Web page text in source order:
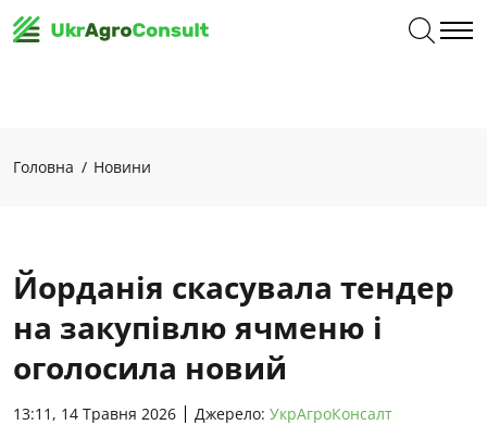
Головна Новини
Йорданія скасувала тендер
на закупівлю ячменю і
оголосила новий
13:11, 14 Травня 2026 Джерело: УкрАгроКонсалт